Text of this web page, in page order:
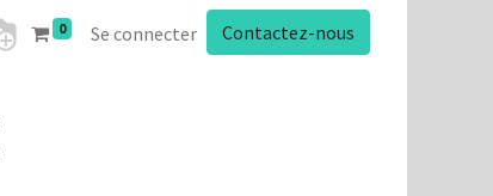
0 Se connecter Contactez-nous